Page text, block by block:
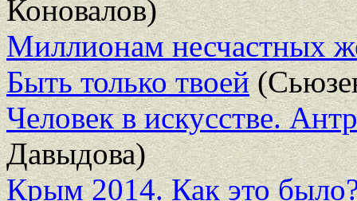
Коновалов)
Миллионам несчастных
Быть только твоей
Человек в искусстве.
Давыдова)
Крым 2014. Как это